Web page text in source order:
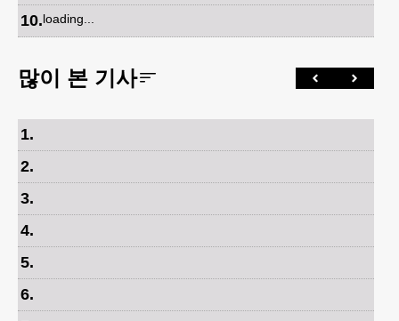
10.loading...
많이 본 기사
1.
2.
3.
4.
5.
6.